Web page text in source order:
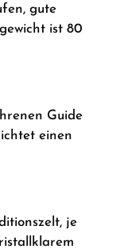
gute
ist 80
Guide
einen
je